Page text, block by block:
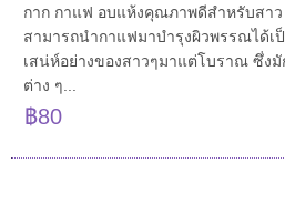
กาก กาแฟ อบแห้งคุณภาพดีสำหรับสา
สามารถนำกาแฟมาบำรุงผิวพรรณได้เ
เสน่ห์อย่างของสาวๆมาแต่โบราณ ซึ่
ต่าง ๆ...
฿80